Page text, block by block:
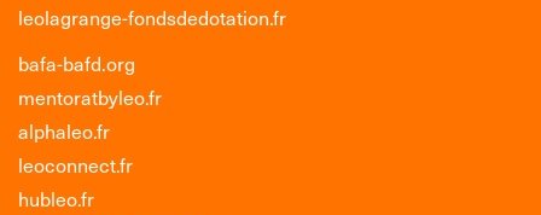
leolagrange-fondsdedotation.fr
bafa-bafd.org
mentoratbyleo.fr
alphaleo.fr
leoconnect.fr
hubleo.fr